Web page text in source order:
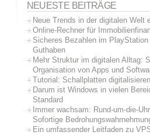
NEUESTE BEITRÄGE
Neue Trends in der digitalen Welt
Online-Rechner für
Sicheres Bezahlen im
Guthaben
Mehr Struktur im digitalen Alltag:
Organisation von Apps und
Tutorial: Schallplatten digitalisieren
Darum ist Windows in vielen
Standard
Immer wachsam: Rund-um-die-
Sofortige
Ein umfassender Leitfaden zu